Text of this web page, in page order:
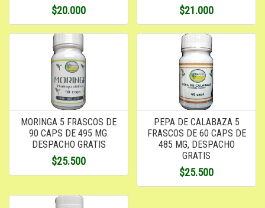
$20.000 $21.000
MORINGA 5 FRASCOS DE
90 CAPS DE 495 MG.
DESPACHO GRATIS
$25.500
PEPA DE CALABAZA 5
FRASCOS DE 60 CAPS DE
485 MG, DESPACHO
GRATIS
$25.500